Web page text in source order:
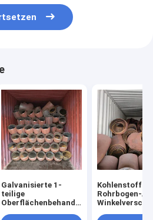
Galvanisierte 1-
teilige
Oberflächenbehandlung
Rohrbogen-